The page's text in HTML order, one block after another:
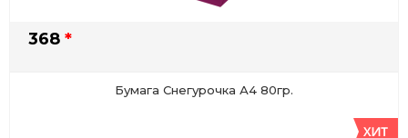
368 *
Бумага Снегурочка А4 80гр.